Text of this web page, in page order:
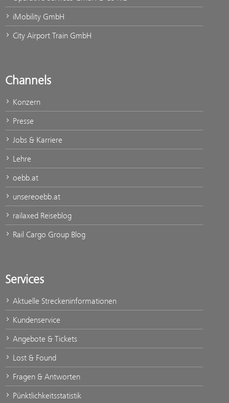
iMobility GmbH
City Airport Train GmbH
Channels
Konzern
Presse
Jobs & Karriere
Lehre
oebb.at
unsereoebb.at
railaxed Reiseblog
Rail Cargo Group Blog
Services
Aktuelle Streckeninformationen
Kundenservice
Angebote & Tickets
Lost & Found
Fragen & Antworten
Pünktlichkeitsstatistik